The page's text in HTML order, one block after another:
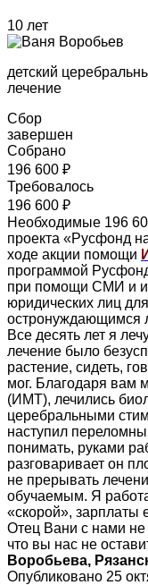
10 лет
детский
лечение
Сбор
завершен
Собрано
196 600 ₽
Требовалось
196 600 ₽
Необходимые 196
проекта «Русфонд
ходе акции помощи
программой
при помощи СМИ и
юридических лиц
остронуждающимся
Все десять лет я
лечение было
растение, сидеть,
мог. Благодаря вам
(ИМТ), лечились
церебральными
наступил
понимать, руками
разговаривает он
не прерывать
обучаемым. Я
«скорой», зарплаты
Отец Вани с нами не
что вы нас не
Воробьева,
Опубликовано 25